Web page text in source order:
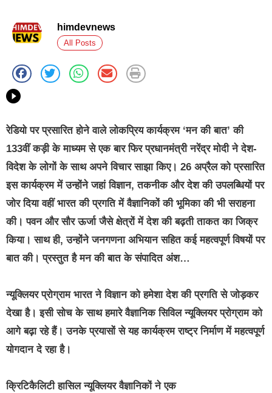
himdevnews
All Posts
रेडियो पर प्रसारित होने वाले लोकप्रिय कार्यक्रम ‘मन की बात’ की
133वीं कड़ी के माध्यम से एक बार फिर प्रधानमंत्री नरेंद्र मोदी ने देश-
विदेश के लोगों के साथ अपने विचार साझा किए। 26 अप्रैल को प्रसारित
इस कार्यक्रम में उन्होंने जहां विज्ञान, तकनीक और देश की उपलब्धियों पर
जोर दिया वहीं भारत की प्रगति में वैज्ञानिकों की भूमिका की भी सराहना
की। पवन और सौर ऊर्जा जैसे क्षेत्रों में देश की बढ़ती ताकत का जिक्र
किया। साथ ही, उन्होंने जनगणना अभियान सहित कई महत्वपूर्ण विषयों पर
बात की। प्रस्तुत है मन की बात के संपादित अंश…
न्यूक्लियर प्रोग्राम भारत ने विज्ञान को हमेशा देश की प्रगति से जोड़कर
देखा है। इसी सोच के साथ हमारे वैज्ञानिक सिविल न्यूक्लियर प्रोग्राम को
आगे बढ़ा रहे हैं। उनके प्रयासों से यह कार्यक्रम राष्ट्र निर्माण में महत्वपूर्ण
योगदान दे रहा है।
क्रिटिकैलिटी हासिल न्यूक्लियर वैज्ञानिकों ने एक